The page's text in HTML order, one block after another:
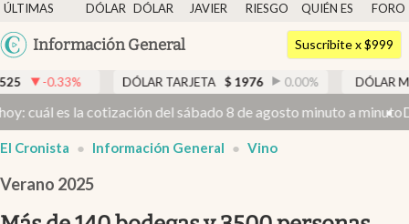
ÚLTIMAS
NOTICIAS
DÓLAR DÓLAR
JAVIER
RIESGO
QUIÉN ES
QUIÉN
FORO
Argentina
México
Información General
Dólar
Members
Economía y Política
Finanzas y Mercados
Mercados Online
Negocios
Columnistas
Suscribite x $999
DÓLAR TARJETA $1976 0.00 % DÓLAR MEP 1526,03
del sábado 8 de agosto minuto a minutoDólar hoy y
El Cronista Información General Vino
Verano 2025